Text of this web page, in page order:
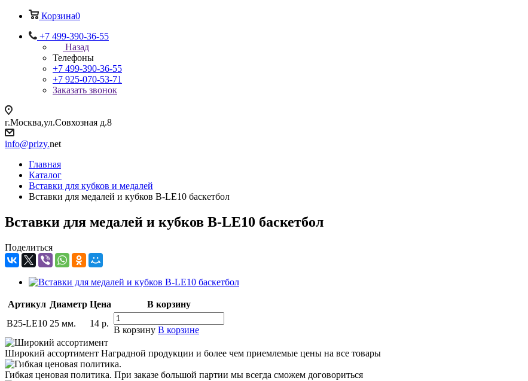
Корзина0
+7 499-390-36-55
Назад
Телефоны
+7 499-390-36-55
+7 925-070-53-71
Заказать звонок
г.Москва,ул.Совхозная д.8
info@prizy.net
Главная
Каталог
Вставки для кубков и медалей
Вставки для медалей и кубков B-LE10 баскетбол
Вставки для медалей и кубков B-LE10 баскетбол
Поделиться
Артикул Диаметр Цена
В корзину
B25-LE10 25 мм. 14 р.
В корзину В корзине
Широкий ассортимент Наградной продукции и более чем приемлемые цены на все товары
Гибкая ценовая политика. При заказе большой партии мы всегда сможем договориться